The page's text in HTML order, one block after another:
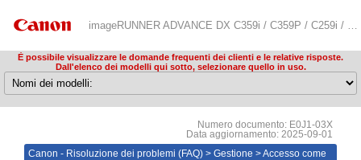
imageRUNNER ADVANCE DX C359i / C359P / C259i / C478iZ / C478i / C3835i / C3830i / C3826i / C3822i / C3935i / C3930i / C3926i / C3922i / C5870i / C5860i / C5850i / C5840i / 719iZ / 719i / 619iZ / 619i / 529iZ / 529i / 4845i / 4835i / 4825i / 4945i / 4935i / 4925i / 6870i / 6860i / 6855i / 6980i / 8905 / 8995 / 8986 Risoluzione dei problemi (FAQ)
È possibile visualizzare le domande frequenti dei clienti e le relative risposte.
Dall'elenco dei modelli qui sotto, selezionare quello in uso.
Numero documento: E0J1-03X
Data aggiornamento: 2025-09-01
Canon - Risoluzione dei problemi (FAQ) > Gestione >Accesso come